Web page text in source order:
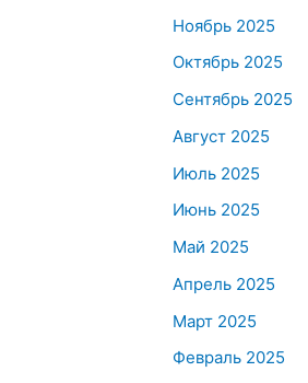
Ноябрь 2025
Октябрь 2025
Сентябрь 2025
Август 2025
Июль 2025
Июнь 2025
Май 2025
Апрель 2025
Март 2025
Февраль 2025